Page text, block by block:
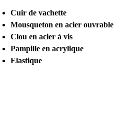
Cuir de vachette
Mousqueton en acier ouvrable
Clou en acier à vis
Pampille en acrylique
Elastique